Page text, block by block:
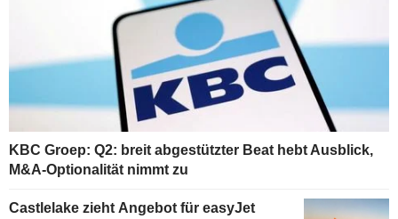
KBC Groep: Q2: breit abgestützter Beat hebt Ausblick,
M&A-Optionalität nimmt zu
Castlelake zieht Angebot für easyJet